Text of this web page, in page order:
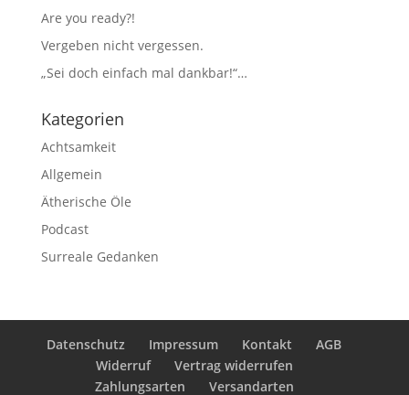
Are you ready?!
Vergeben nicht vergessen.
„Sei doch einfach mal dankbar!“…
Kategorien
Achtsamkeit
Allgemein
Ätherische Öle
Podcast
Surreale Gedanken
Datenschutz Impressum Kontakt
AGB
Widerruf
Vertrag widerrufen
Zahlungsarten
Versandarten